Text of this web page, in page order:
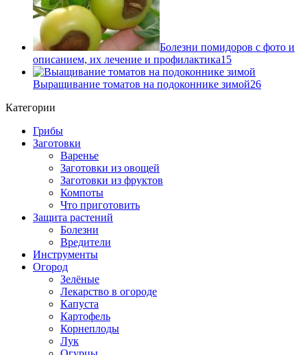
Болезни помидоров с фото и
описанием, их лечение и профилактика15
Выращивание томатов на подоконнике зимой26
Категории
Грибы
Заготовки
Варенье
Заготовки из овощей
Заготовки из фруктов
Компоты
Что приготовить
Защита растений
Болезни
Вредители
Инструменты
Огород
Зелёные
Лекарство в огороде
Капуста
Картофель
Корнеплоды
Лук